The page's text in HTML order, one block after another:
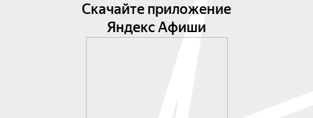
Скачайте приложение
Яндекс Афиши